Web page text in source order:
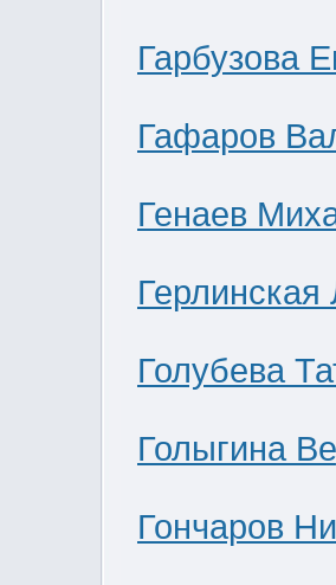
Гарбузова
Гафаров
Генаев
Голубева
Голыгина
Гончаров